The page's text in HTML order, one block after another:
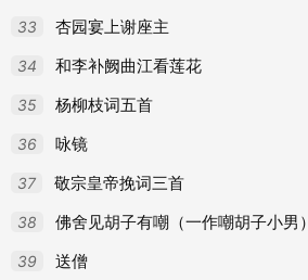
33 杏园宴上谢座主
34 和李补阙曲江看莲花
35 杨柳枝词五首
36 咏镜
37 敬宗皇帝挽词三首
38 佛舍见胡子有嘲（一作嘲胡子小男）
39 送僧